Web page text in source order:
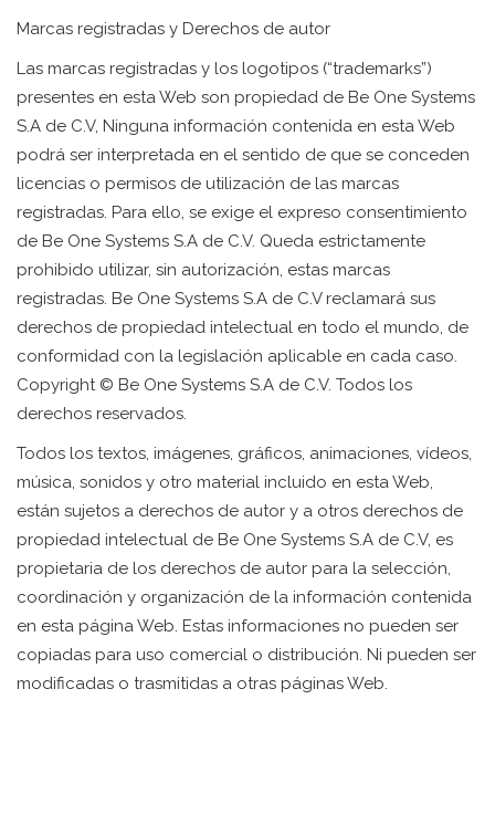
Marcas registradas y Derechos de autor
Las marcas registradas y los logotipos (“trademarks”)
presentes en esta Web son propiedad de Be One Systems
S.A de C.V, Ninguna información contenida en esta Web
podrá ser interpretada en el sentido de que se conceden
licencias o permisos de utilización de las marcas
registradas. Para ello, se exige el expreso consentimiento
de Be One Systems S.A de C.V. Queda estrictamente
prohibido utilizar, sin autorización, estas marcas
registradas. Be One Systems S.A de C.V reclamará sus
derechos de propiedad intelectual en todo el mundo, de
conformidad con la legislación aplicable en cada caso.
Copyright © Be One Systems S.A de C.V. Todos los
derechos reservados.
Todos los textos, imágenes, gráficos, animaciones, vídeos,
música, sonidos y otro material incluido en esta Web,
están sujetos a derechos de autor y a otros derechos de
propiedad intelectual de Be One Systems S.A de C.V, es
propietaria de los derechos de autor para la selección,
coordinación y organización de la información contenida
en esta página Web. Estas informaciones no pueden ser
copiadas para uso comercial o distribución. Ni pueden ser
modificadas o trasmitidas a otras páginas Web.